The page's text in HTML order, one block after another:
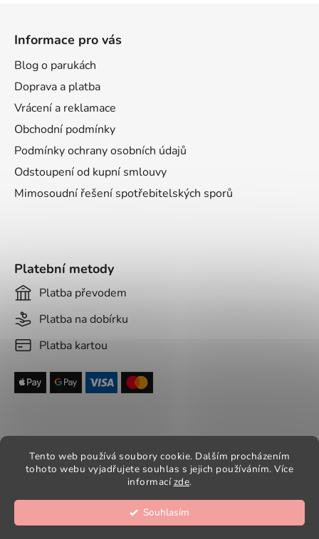
Tento web používá soubory cookie. Dalším procházením
tohoto webu vyjadřujete souhlas s jejich používáním. Více
informacízde.
Souhlasím
Informace pro vás
Blog o parukách
Doprava a platba
Vrácení a reklamace
Obchodní podmínky
Podmínky ochrany osobních údajů
Odstoupení od kupní smlouvy
Mimosoudní řešení spotřebitelských sporů
Platební metody
Platba převodem
Platba na dobírku
Platba kartou
Vytvořil Shoptet
práva vyhrazena.